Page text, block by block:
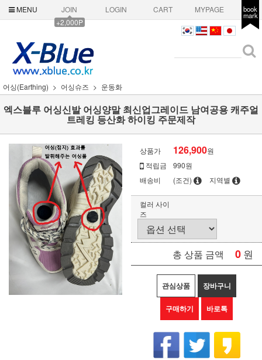
MENU
JOIN
+2,000P
LOGIN CART MYPAGE book
mark
어싱(Earthing) 어싱슈즈 운동화
엑스블루 어싱신발 어싱양말 최신업그레이드 남여공용 캐주얼
트레킹 등산화 하이킹 주문제작
상품가 126,900원
적립금
990원
배송비
(조건) 지역별
컬러 사이
즈
총 상품 금액 0 원
관심상품 장바구니
구매하기 바로톡